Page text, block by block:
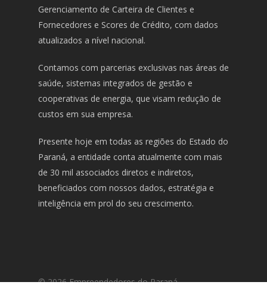
Gerenciamento de Carteira de Clientes e
Fornecedores e Scores de Crédito, com dados
atualizados a nível nacional.
Contamos com parcerias exclusivas nas áreas de
saúde, sistemas integrados de gestão e
cooperativas de energia, que visam redução de
custos em sua empresa.
Presente hoje em todas as regiões do Estado do
Paraná, a entidade conta atualmente com mais
de 30 mil associados diretos e indiretos,
beneficiados com nossos dados, estratégia e
inteligência em prol do seu crescimento.
© 2026 Empreendedores do Paraná.